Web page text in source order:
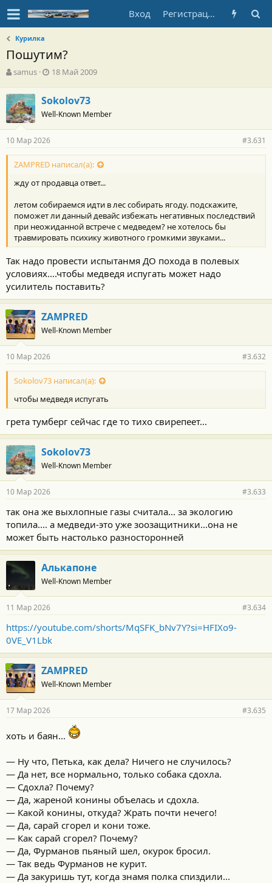
Вход Регистрация
Курилка
Пошутим?
А
т
о
р
т
е
м
ы
samus
Д
а
н
а
л
а
18 Май 2009
Sokolov73
Well-Known Member
10 Мар 2026 #3.631
ZAMPRED написал(а):
жду от продавца ответ...
летом собираемся идти в лес собирать ягоду. подскажите,
поможет ли данный девайс избежать негативных последствий
при неожиданной встрече с медведем? не хотелось бы
травмировать психику животного громкими звуками...
Так надо провести испытанмя ДО похода в полевых
условиях....чтобы медведя испугать может надо
усилитель поставить?
ZAMPRED
Well-Known Member
10 Мар 2026 #3.632
Sokolov73 написал(а):
чтобы медведя испугать
грета тумберг сейчас где то тихо свирепеет...
Sokolov73
Well-Known Member
10 Мар 2026 #3.633
так она же выхлопные газы считала... за экологию
топила.... а медведи-это уже зоозащитники...она не
может быть настолько разносторонней
Алькапоне
Well-Known Member
11 Мар 2026 #3.634
https://youtube.com/shorts/MqSFK_bNv7Y?si=HFIXo9-
0VE_V1Lbk
ZAMPRED
Well-Known Member
17 Мар 2026 #3.635
хоть и баян...
— Ну что, Петька, как дела? Ничего не случилось?
— Да нет, все нормально, только собака сдохла.
— Сдохла? Почему?
— Да, жареной конины объелась и сдохла.
— Какой конины, откуда? Жрать почти нечего!
— Да, сарай сгорел и кони тоже.
— Как сарай сгорел? Почему?
— Да, Фурманов пьяный шел, окурок бросил.
— Так ведь Фурманов не курит.
— Да закуришь тут, когда знамя полка спиздили...